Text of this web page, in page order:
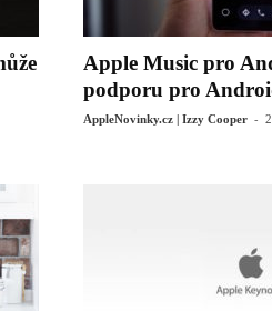
Apple Music pro
podporu pro
AppleNovinky.cz | Izzy Cooper -